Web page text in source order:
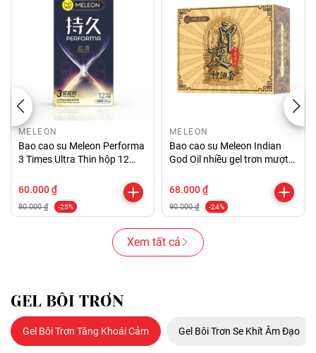
MELEON
Bao cao su Meleon Performa
3 Times Ultra Thin hộp 12
60.000 ₫
80.000 ₫ -25%
MELEON
Bao cao su Meleon Indian
God Oil nhiều gel trơn mượt
68.000 ₫
90.000 ₫ -24%
Xem tất cả
GEL BÔI TRƠN
Gel Bôi Trơn Tăng Khoái Cảm Gel Bôi Trơn Se Khít Âm Đạo